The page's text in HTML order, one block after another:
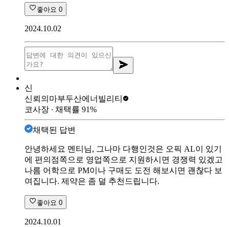
좋아요 0
2024.10.02
신
신뢰의마부두산에너빌리티
코사장 ∙ 채택률 91%
채택된 답변
안녕하세요 멘티님, 그나마 다행인것은 오픽 AL이 있기
에 편의점쪽으로 영업쪽으로 지원하시면 경쟁력 있겠고
나름 어학으로 PM이나 구매도 도전 해보시면 괜찮다 보
여집니다. 제약은 좀 덜 추천드립니다.
좋아요 0
2024.10.01